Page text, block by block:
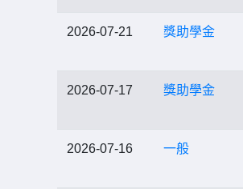
2026-07-21 獎助學金
2026-07-17 獎助學金
2026-07-16 一般